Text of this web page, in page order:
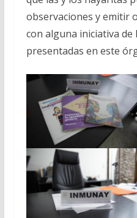
observaciones y emitir
con alguna iniciativa de
presentadas en este